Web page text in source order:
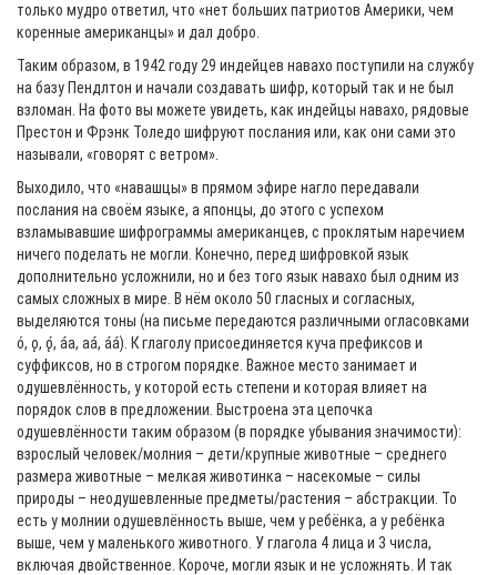
только мудро ответил, что «нет больших патриотов Америки, чем
коренные американцы» и дал добро.
Таким образом, в 1942 году 29 индейцев навахо поступили на службу
на базу Пендлтон и начали создавать шифр, который так и не был
взломан. На фото вы можете увидеть, как индейцы навахо, рядовые
Престон и Фрэнк Толедо шифруют послания или, как они сами это
называли, «говорят с ветром».
Выходило, что «навашцы» в прямом эфире нагло передавали
послания на своём языке, а японцы, до этого с успехом
взламывавшие шифрограммы американцев, с проклятым наречием
ничего поделать не могли. Конечно, перед шифровкой язык
дополнительно усложнили, но и без того язык навахо был одним из
самых сложных в мире. В нём около 50 гласных и согласных,
выделяются тоны (на письме передаются различными огласовками
ó, ǫ, ǫ́, áa, aá, áá). К глаголу присоединяется куча префиксов и
суффиксов, но в строгом порядке. Важное место занимает и
одушевлённость, у которой есть степени и которая влияет на
порядок слов в предложении. Выстроена эта цепочка
одушевлённости таким образом (в порядке убывания значимости):
взрослый человек/молния – дети/крупные животные – среднего
размера животные – мелкая животинка – насекомые – силы
природы – неодушевленные предметы/растения – абстракции. То
есть у молнии одушевлённость выше, чем у ребёнка, а у ребёнка
выше, чем у маленького животного. У глагола 4 лица и 3 числа,
включая двойственное. Короче, могли язык и не усложнять. И так